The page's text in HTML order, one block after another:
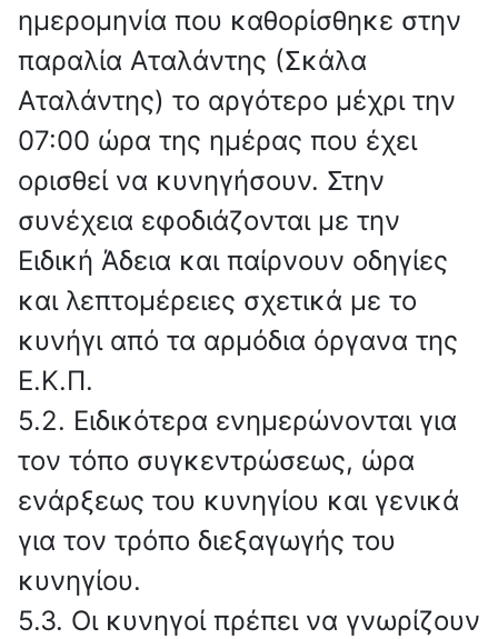
ημερομηνία που καθορίσθηκε στην
παραλία Αταλάντης (Σκάλα
Αταλάντης) το αργότερο μέχρι την
07:00 ώρα της ημέρας που έχει
ορισθεί να κυνηγήσουν. Στην
συνέχεια εφοδιάζονται με την
Ειδική Άδεια και παίρνουν οδηγίες
και λεπτομέρειες σχετικά με το
κυνήγι από τα αρμόδια όργανα της
Ε.Κ.Π.
5.2. Ειδικότερα ενημερώνονται για
τον τόπο συγκεντρώσεως, ώρα
ενάρξεως του κυνηγίου και γενικά
για τον τρόπο διεξαγωγής του
κυνηγίου.
5.3. Οι κυνηγοί πρέπει να γνωρίζουν